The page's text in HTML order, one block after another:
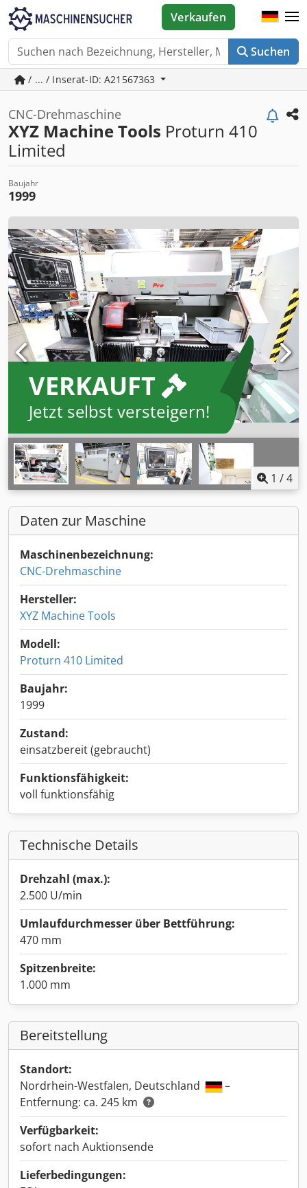
Suchen
Verkaufen
/ ... / Inserat-ID: A21567363
CNC-Drehmaschine
XYZ Machine Tools Proturn 410
Limited
Baujahr
1999
VERKAUFT
Jetzt selbst versteigern!
1 /4
Daten zur Maschine
Maschinenbezeichnung:
CNC-Drehmaschine
Hersteller:
XYZ Machine Tools
Modell:
Proturn 410 Limited
Baujahr:
1999
Zustand:
einsatzbereit (gebraucht)
Funktionsfähigkeit:
voll funktionsfähig
Technische Details
Drehzahl (max.):
2.500 U/min
Umlaufdurchmesser über Bettführung:
470 mm
Spitzenbreite:
1.000 mm
Bereitstellung
Standort:
Nordrhein-Westfalen, Deutschland
–
Entfernung: ca. 245 km
Verfügbarkeit:
sofort nach Auktionsende
Lieferbedingungen: